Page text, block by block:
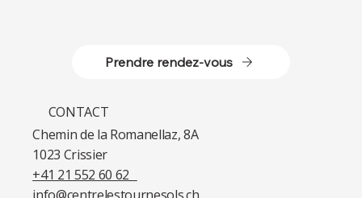
CONTACT
Chemin de la Romanellaz, 8A
1023 Crissier​
+41 21 552 60 62​
info@centrelestournesols.ch
Prendre rendez-vous